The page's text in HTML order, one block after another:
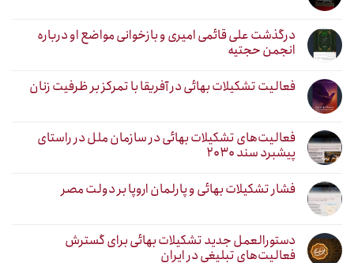
درگذشت علی قائمی امیری و بازخوانی مواضع او درباره
انجمن حجتیه
فعالیت تشکیلات بهائی در آفریقا با تمرکز بر ظرفیت زنان
فعالیت‌های تشکیلات بهائی در سازمان ملل در راستای
پیشبرد سند ۲۰۳۰
فشار تشکیلات بهائی و پارلمان اروپا بر دولت مصر
دستورالعمل جدید تشکیلات بهائی برای گسترش
فعالیت‌های تبلیغی در ایران